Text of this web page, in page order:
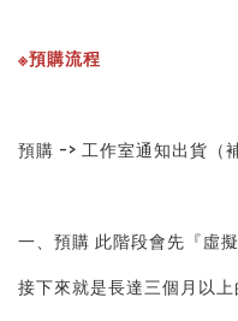
※預購流程
預購 -> 工作室通知出貨（
一、預購 此階段會先『虛擬
接下來就是長達三個月以上